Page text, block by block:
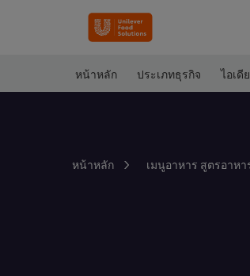
หน้าหลัก ประเภทธุรกิจ ไอเดี
หน้าหลัก เมนูอาหาร สูตรอาหา